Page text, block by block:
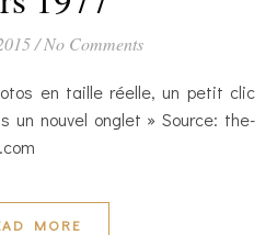
/ No Comments
un nouvel onglet » Source: the-
MORE